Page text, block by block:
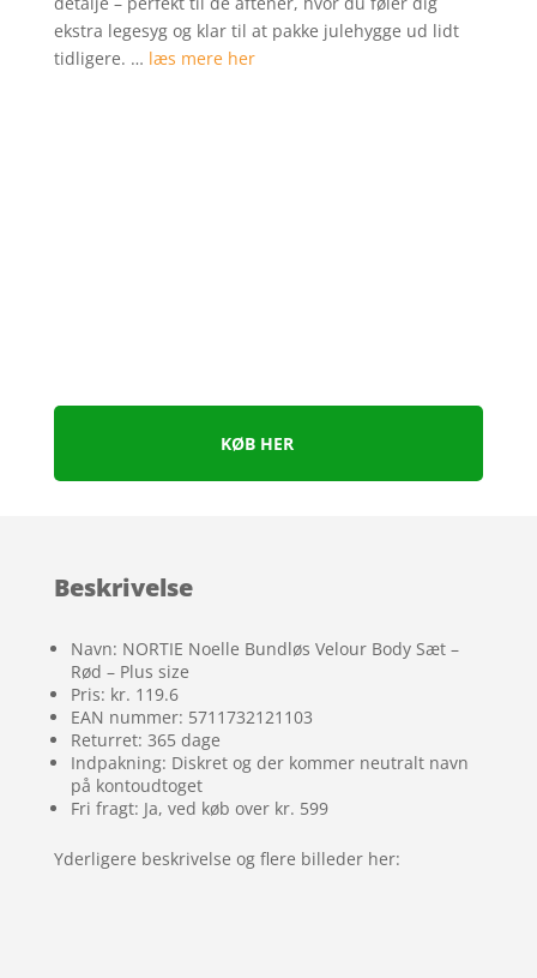
ekstra legesyg og klar til at pakke julehygge ud lidt
tidligere. … læs mere her
KØB HER
Beskrivelse
Navn: NORTIE Noelle Bundløs Velour Body Sæt –
Rød – Plus size
Pris: kr. 119.6
EAN nummer: 5711732121103
Returret: 365 dage
Indpakning: Diskret og der kommer neutralt navn
på kontoudtoget
Fri fragt: Ja, ved køb over kr. 599
Yderligere beskrivelse og flere billeder her: